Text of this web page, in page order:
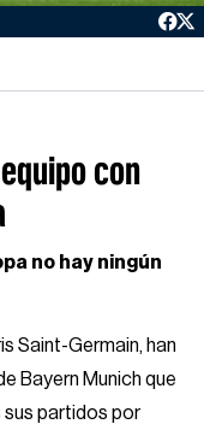
con
no hay ningún
Saint-Germain, han
Bayern Munich que
sus partidos por